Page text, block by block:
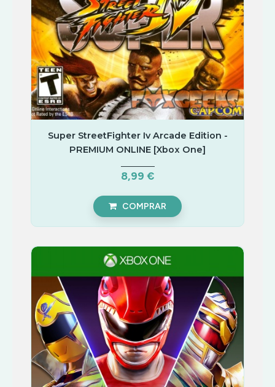
Super StreetFighter Iv Arcade Edition -
PREMIUM ONLINE [Xbox One]
8,99 €
COMPRAR